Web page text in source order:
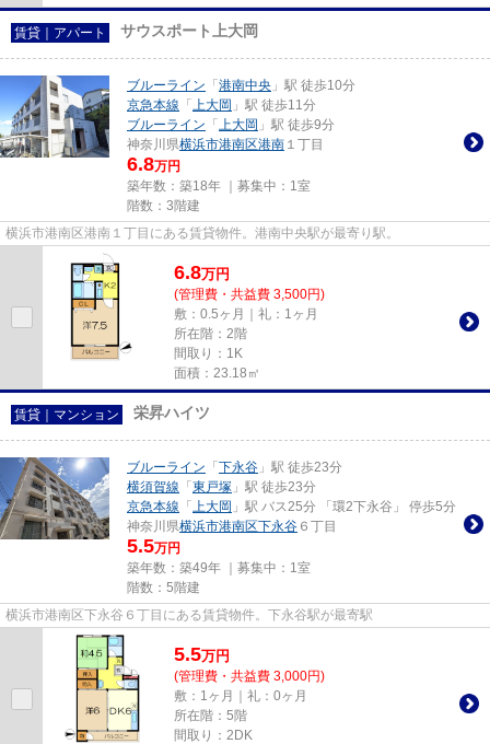
賃貸｜アパート サウスポート上大岡
ブルーライン 「 港南中央 」駅 徒歩10分
京急本線 「 上大岡 」駅 徒歩11分
ブルーライン 「 上大岡 」駅 徒歩9分
神奈川県横浜市港南区港南 １丁目
6.8万円
築年数：築18年 ｜募集中： 1室
階数：3階建
横浜市港南区港南１丁目にある賃貸物件。港南中央駅が最寄り駅。
6.8万円
(管理費・共益費 3,500円)
敷：0.5ヶ月｜礼：1ヶ月
所在階：2階
間取り：1K
面積：23.18㎡
賃貸｜マンション 栄昇ハイツ
ブルーライン 「 下永谷 」駅 徒歩23分
横須賀線 「 東戸塚 」駅 徒歩23分
京急本線 「 上大岡 」駅 バス25分 「環2下永谷」 停歩5分
神奈川県横浜市港南区下永谷 ６丁目
5.5万円
築年数：築49年 ｜募集中： 1室
階数：5階建
横浜市港南区下永谷６丁目にある賃貸物件。下永谷駅が最寄駅
5.5万円
(管理費・共益費 3,000円)
敷：1ヶ月｜礼：0ヶ月
所在階：5階
間取り：2DK